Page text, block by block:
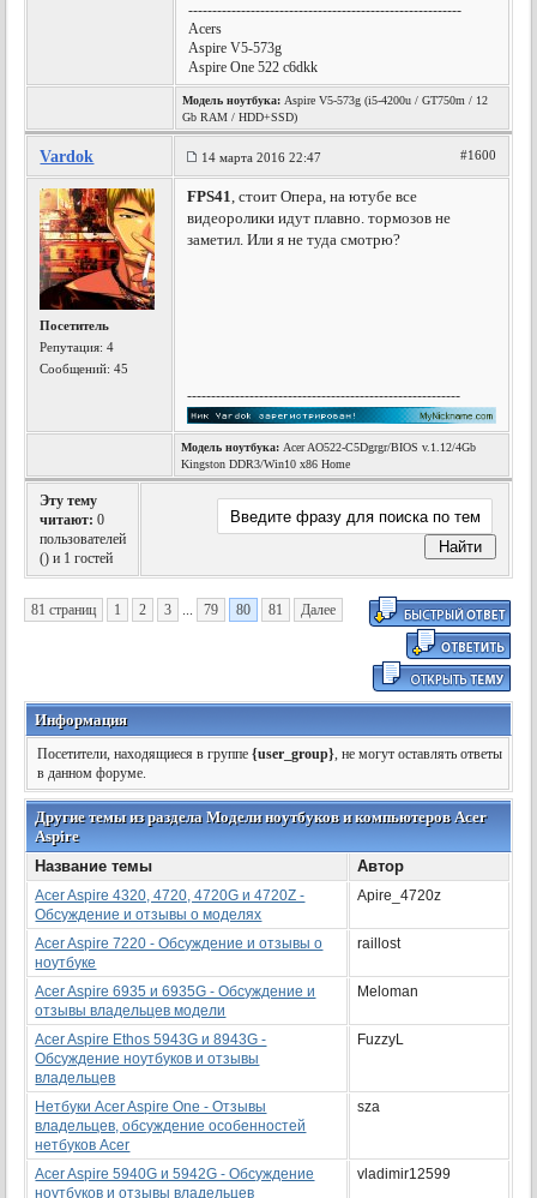
---------------------------------------------------------
Acers
Aspire V5-573g
Aspire One 522 c6dkk
Модель ноутбука: Aspire V5-573g (i5-4200u / GT750m / 12
Gb RAM / HDD+SSD)
Vardok 14 марта 2016 22:47 #1600
Посетитель
Репутация:4
Сообщений: 45
FPS41, стоит Опера, на ютубе все
видеоролики идут плавно. тормозов не
заметил. Или я не туда смотрю?
---------------------------------------------------------
Модель ноутбука: Acer AO522-C5Dgrgr/BIOS v.1.12/4Gb
Kingston DDR3/Win10 x86 Home
Эту тему
читают: 0
пользователей
() и 1 гостей
81 страниц 1 2 3 ... 79 80 81 Далее
Информация
Посетители, находящиеся в группе{user_group}, не могут оставлять ответы
в данном форуме.
Другие темы из раздела Модели ноутбуков и компьютеров Acer
Aspire
Название темы
Автор
Acer Aspire 4320, 4720, 4720G и 4720Z -
Обсуждение и отзывы о моделях
Apire_4720z
Acer Aspire 7220 - Обсуждение и отзывы о
ноутбуке
raillost
Acer Aspire 6935 и 6935G - Обсуждение и
отзывы владельцев модели
Meloman
Acer Aspire Ethos 5943G и 8943G -
Обсуждение ноутбуков и отзывы
владельцев
FuzzyL
Нетбуки Acer Aspire One - Отзывы
владельцев, обсуждение особенностей
нетбуков Acer
sza
Acer Aspire 5940G и 5942G - Обсуждение
ноутбуков и отзывы владельцев
vladimir12599